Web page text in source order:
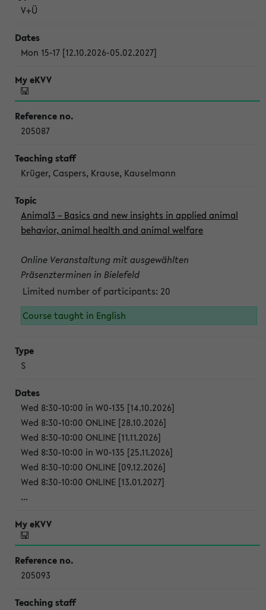
V+Ü
Mon 15-17 [12.10.2026-05.02.2027]
205087
Krüger, Caspers, Krause, Kauselmann
Animal3 – Basics and new insights in applied animal
behavior, animal health and animal welfare
Online Veranstaltung mit ausgewählten
Präsenzterminen in Bielefeld
Limited number of participants: 20
Course taught in English
S
Wed 8:30-10:00 in W0-135 [14.10.2026]
Wed 8:30-10:00 ONLINE [28.10.2026]
Wed 8:30-10:00 ONLINE [11.11.2026]
Wed 8:30-10:00 in W0-135 [25.11.2026]
Wed 8:30-10:00 ONLINE [09.12.2026]
Wed 8:30-10:00 ONLINE [13.01.2027]
...
205093